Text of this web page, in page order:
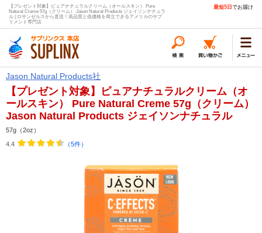
【プレゼント対象】ピュアナチュラルクリーム（オールスキン） Pure
Natural Creme 57g（クリーム） Jason Natural Products ジェイソンナチュラ
ル | ロサンゼルスから直送！高品質と低価格を両立できるアメリカのサプ
リメント専門店
最短5日 でお届け
Jason Natural Products社
【プレゼント対象】ピュアナチュラルクリーム（オ
ールスキン） Pure Natural Creme 57g（クリーム）
Jason Natural Products ジェイソンナチュラル
57g（2oz）
4.4
（5件）